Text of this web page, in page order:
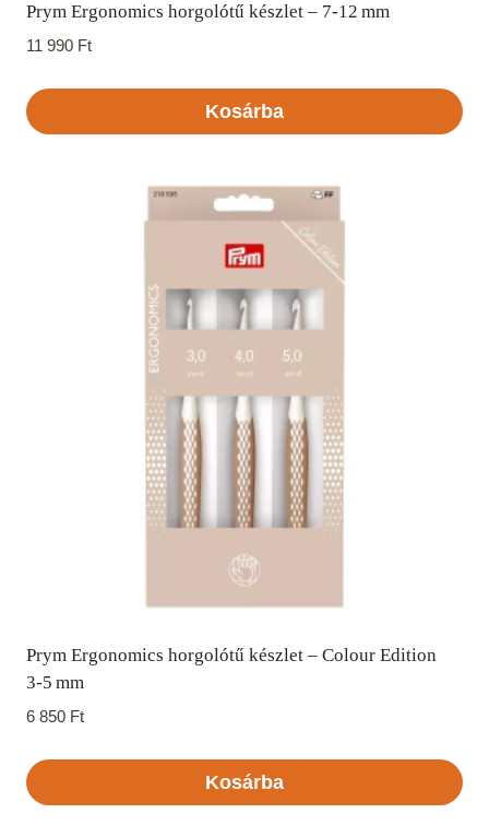
Prym Ergonomics horgolótű készlet – 7‑12 mm
11 990 Ft
Kosárba
Prym Ergonomics horgolótű készlet – Colour Edition
3‑5 mm
6 850 Ft
Kosárba